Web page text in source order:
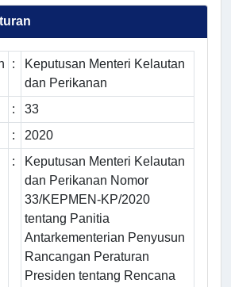
:
Keputusan Menteri Kelautan
dan Perikanan
:
33
:
2020
:
Keputusan Menteri Kelautan
dan Perikanan Nomor
33/KEPMEN-KP/2020
tentang Panitia
Antarkementerian Penyusun
Rancangan Peraturan
Presiden tentang Rencana